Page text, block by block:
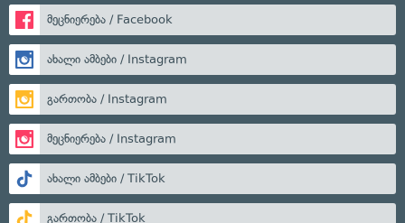
მეცნიერება / Facebook
ახალი ამბები / Instagram
გართობა / Instagram
მეცნიერება / Instagram
ახალი ამბები / TikTok
გართობა / TikTok